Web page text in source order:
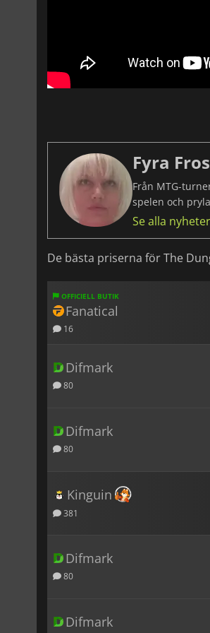
Fyra
Från MTG-
spelen och
Se alla nyheter
De bästa priserna för The
OFFICIELL BUTIK
Fanatical
16
Difmark
80
Difmark
80
Kinguin
381
Difmark
80
Difmark